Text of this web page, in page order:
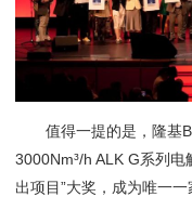
值得一提的是，隆基
3000Nm³/h ALK G系列电
出项目”大奖，成为唯一